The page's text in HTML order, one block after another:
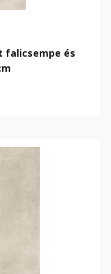
falicsempe és